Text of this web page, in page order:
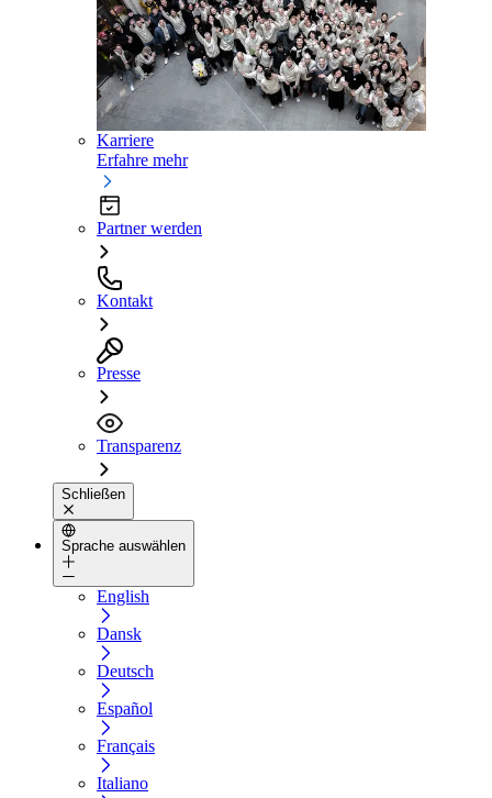
Karriere
Erfahre mehr
Partner werden
Kontakt
Presse
Transparenz
Schließen
Sprache auswählen
English
Dansk
Deutsch
Español
Français
Italiano